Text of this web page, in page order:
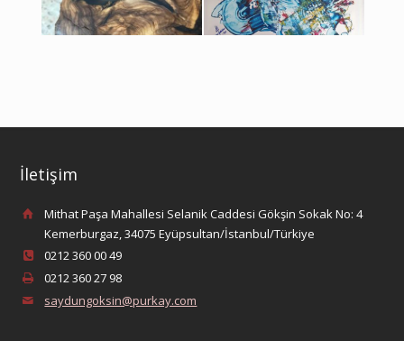
İletişim
Mithat Paşa Mahallesi Selanik Caddesi Gökşin Sokak No: 4
Kemerburgaz, 34075 Eyüpsultan/İstanbul/Türkiye
0212 360 00 49
0212 360 27 98
saydungoksin@purkay.com